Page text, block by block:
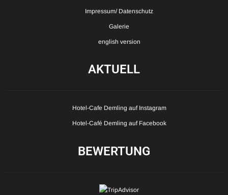
Impressum/ Datenschutz
Galerie
english version
AKTUELL
Hotel-Cafe Demling auf Instagram
Hotel-Café Demling auf Facebook
BEWERTUNG